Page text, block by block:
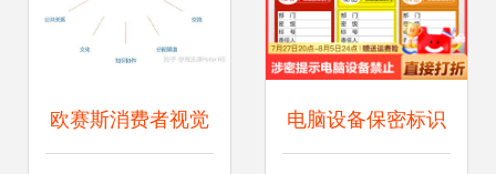
欧赛斯消费者视觉 电脑设备保密标识